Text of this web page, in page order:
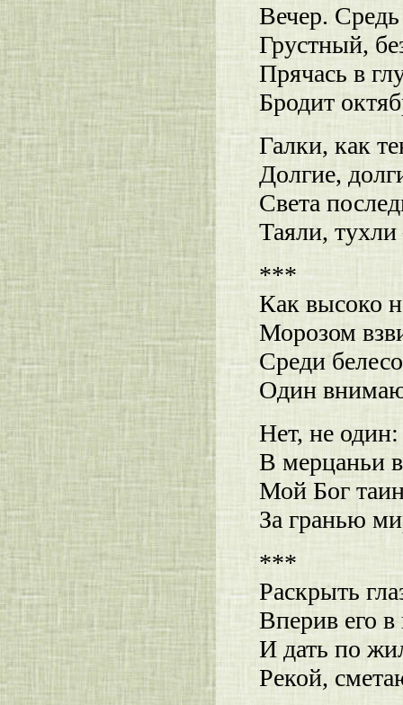
Вечер.
Грустный,
Прячась в
Бродит
Галки, как
Долгие,
Света
Таяли,
***
Как высоко
Морозом
Среди
Один
Нет, не
В мерцаньи
Мой Бог
За гранью
***
Раскрыть
Вперив его
И дать по
Рекой,